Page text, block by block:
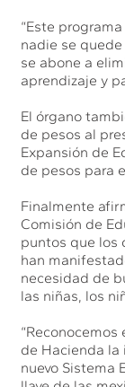
“Este
nadie se
se abone a
aprendizaje y
El órgano
de pesos al
Expansión de
de pesos para
Finalmente
Comisión de
puntos que los
han
necesidad de
las niñas, los
de Hacienda la
nuevo Sistema